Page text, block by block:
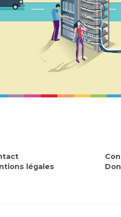
légales